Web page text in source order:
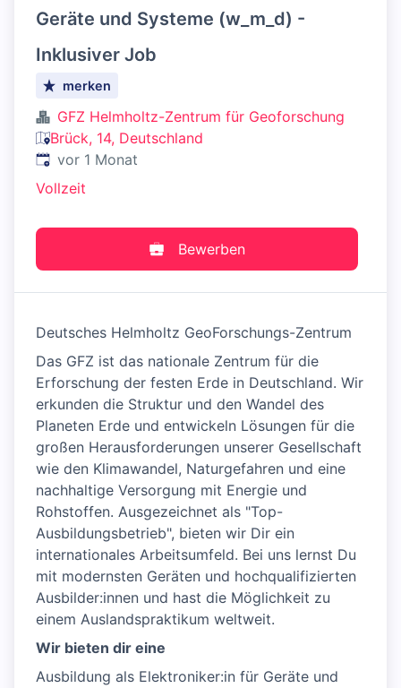
Geräte und Systeme (w_m_d) -
Inklusiver Job
merken
GFZ Helmholtz-Zentrum für Geoforschung
Brück, 14, Deutschland
Veröffentlicht:
vor 1 Monat
Vollzeit
Bewerben
Deutsches Helmholtz GeoForschungs-Zentrum
Das GFZ ist das nationale Zentrum für die
Erforschung der festen Erde in Deutschland. Wir
erkunden die Struktur und den Wandel des
Planeten Erde und entwickeln Lösungen für die
großen Herausforderungen unserer Gesellschaft
wie den Klimawandel, Naturgefahren und eine
nachhaltige Versorgung mit Energie und
Rohstoffen. Ausgezeichnet als "Top-
Ausbildungsbetrieb", bieten wir Dir ein
internationales Arbeitsumfeld. Bei uns lernst Du
mit modernsten Geräten und hochqualifizierten
Ausbilder:innen und hast die Möglichkeit zu
einem Auslandspraktikum weltweit.
Wir bieten dir eine
Ausbildung als Elektroniker:in für Geräte und